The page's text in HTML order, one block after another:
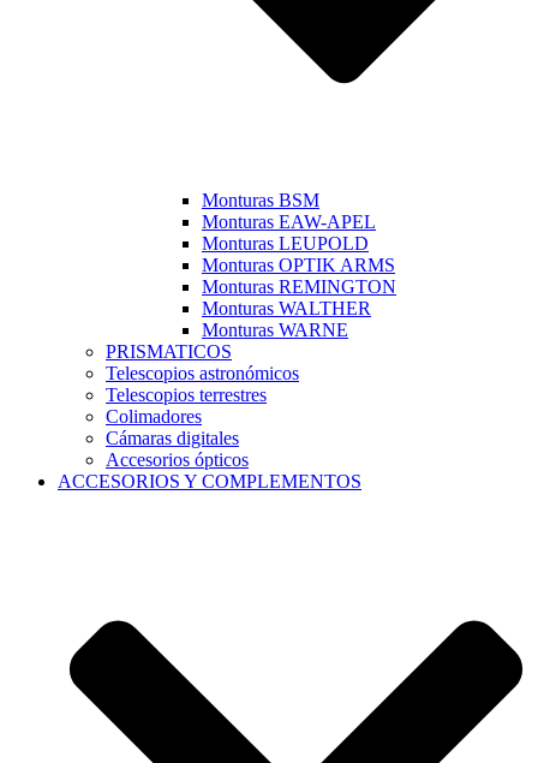
Monturas BSM
Monturas EAW-APEL
Monturas LEUPOLD
Monturas OPTIK ARMS
Monturas REMINGTON
Monturas WALTHER
Monturas WARNE
PRISMATICOS
Telescopios astronómicos
Telescopios terrestres
Colimadores
Cámaras digitales
Accesorios ópticos
ACCESORIOS Y COMPLEMENTOS